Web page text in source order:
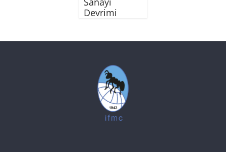
Devrimi